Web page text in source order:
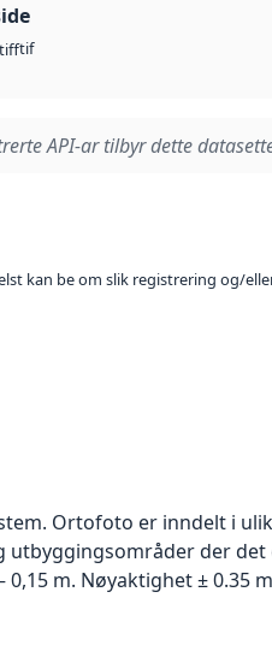
tifftif
API-ar tilbyr dette
kan be om slik registrering og/
Ortofoto er inndelt i
der det
m. Nøyaktighet ± 0.35